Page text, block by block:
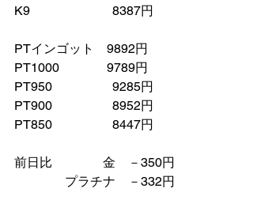
K9　　　　　　  8387円
PTインゴット    9892円
PT1000　　　   9789円
PT950　　　　   9285円
PT900　　　　   8952円
PT850　　　　   8447円
前日比　　　　金　－350円
プラチナ    －332円